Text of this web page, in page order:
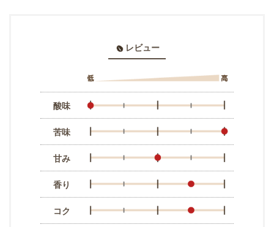
レビュー
酸味
苦味
甘み
香り
コク